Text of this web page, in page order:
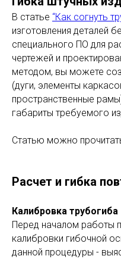
В статье “Как согнуть
изготовления деталей
специального ПО для
чертежей и
методом, вы можете
(дуги, элементы
пространственные
габариты требуемого
Статью можно
Расчет и гибка
Калибровка трубогиба
Перед началом работы
калибровки гибочной
данной процедуры -